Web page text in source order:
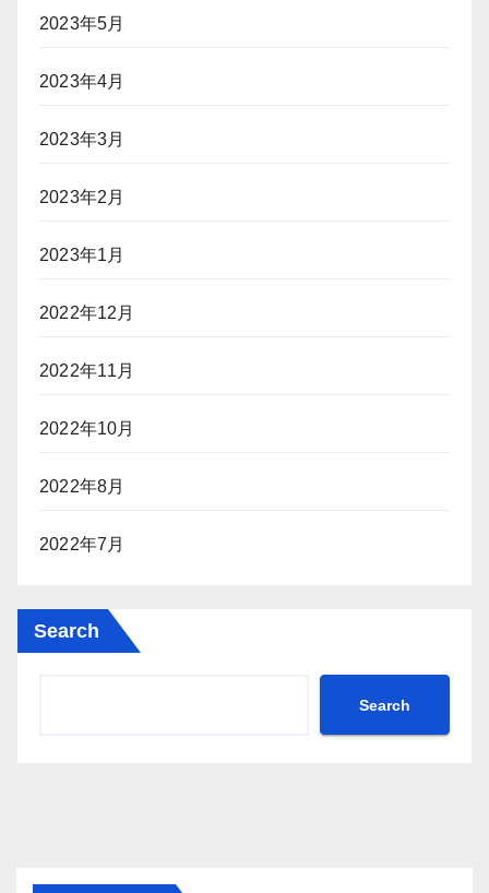
2023年5月
2023年4月
2023年3月
2023年2月
2023年1月
2022年12月
2022年11月
2022年10月
2022年8月
2022年7月
Search
Search